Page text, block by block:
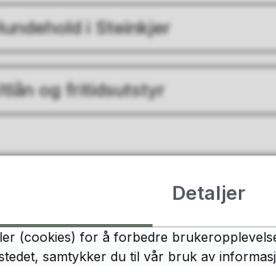
i Steinkjer
og fritidsutstyr
Detaljer
(cookies) for å forbedre
samtykker du til vår bruk av